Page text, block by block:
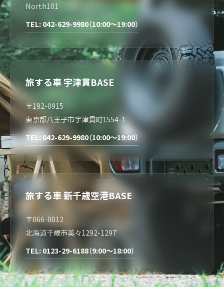
North101
TEL: 042-629-9980（10:00～19:00）
旅する車 宇津貫BASE
〒192-0915
東京都八王子市宇津貫町1554-1
TEL: 042-629-9980（10:00～19:00）
旅する車 新千歳空港BASE
〒066-0012
北海道千歳市美々1292-1297
TEL: 0123-29-6188（9:00～18:00）